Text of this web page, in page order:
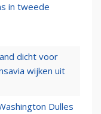
in tweede
dicht voor
wijken uit
Dulles